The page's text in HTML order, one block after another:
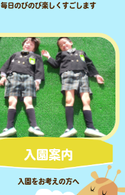
毎日のびのび楽しくすごします
入園案内
入園をお考えの方へ